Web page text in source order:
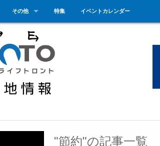
その他 特集 イベントカレンダー
"節約"の記事一覧